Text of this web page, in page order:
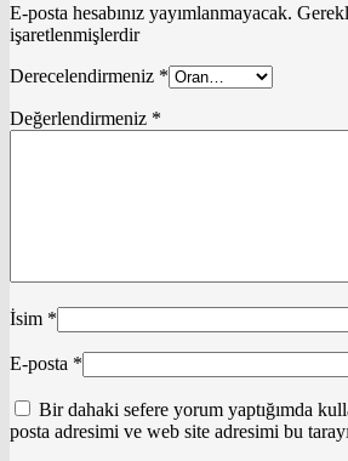
E-posta hesabınız yayımlanmayacak.
işaretlenmişlerdir
Derecelendirmeniz *
Değerlendirmeniz *
İsim *
E-posta *
Bir dahaki sefere yorum yaptığımda
posta adresimi ve web site adresimi bu